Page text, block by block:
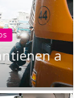
a